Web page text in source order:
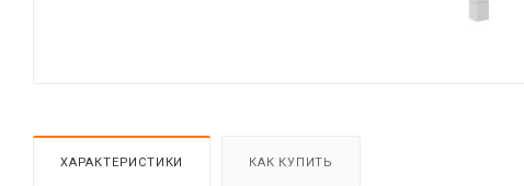
ХАРАКТЕРИСТИКИ КАК КУПИТЬ